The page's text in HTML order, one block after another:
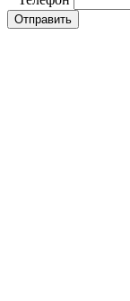
Отправить